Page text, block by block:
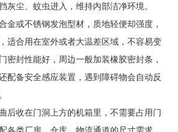
灰尘、蚊虫进入，维持内部洁净环境。
金或不锈钢发泡型材，质地轻便却强度，
适合用在室外或者大温差区域，不容易变
密封性能好，周边一般加装橡胶密封条，
配备安全感应装置，遇到障碍物会自动反
后收在门洞上方的机箱里，不需要占用门